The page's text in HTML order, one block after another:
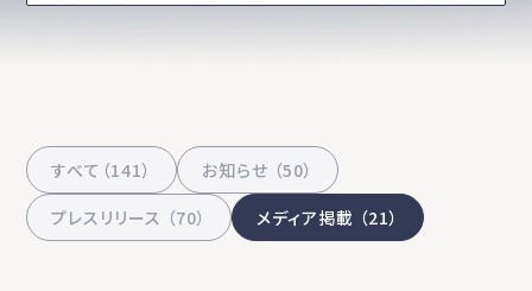
すべて（141）
お知らせ （50）
プレスリリース （70）
メディア掲載 （21）